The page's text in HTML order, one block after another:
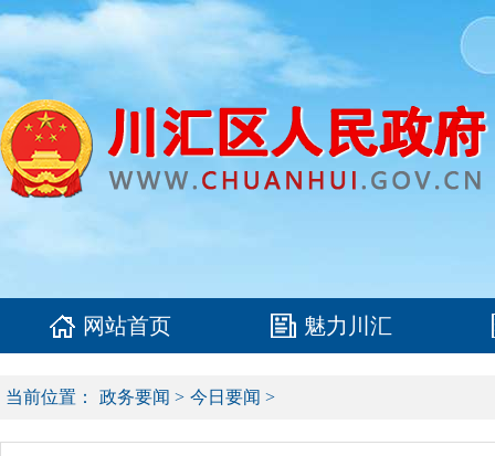
网站首页 魅力川汇
当前位置： 政务要闻 > 今日要闻 >